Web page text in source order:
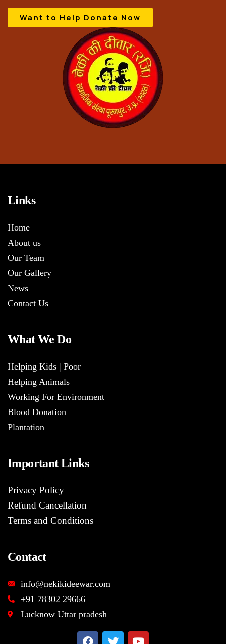
Want to Help Donate Now
Links
Home
About us
Our Team
Our Gallery
News
Contact Us
What We Do
Helping Kids | Poor
Helping Animals
Working For Environment
Blood Donation
Plantation
Important Links
Privacy Policy
Refund Cancellation
Terms and Conditions
Contact
info@nekikideewar.com
+91 78302 29666
Lucknow Uttar pradesh